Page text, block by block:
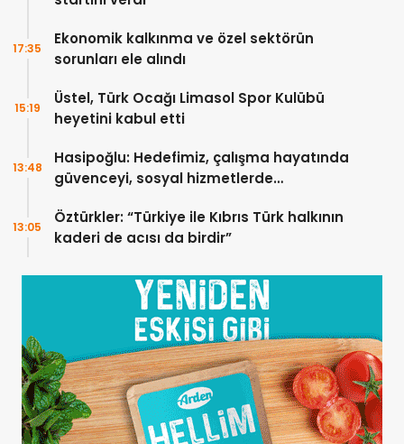
Ekonomik kalkınma ve özel sektörün
sorunları ele alındı
17:35
Üstel, Türk Ocağı Limasol Spor Kulübü
heyetini kabul etti
15:19
Hasipoğlu: Hedefimiz, çalışma hayatında
güvenceyi, sosyal hizmetlerde
13:48
Öztürkler: “Türkiye ile Kıbrıs Türk halkının
kaderi de acısı da birdir”
13:05